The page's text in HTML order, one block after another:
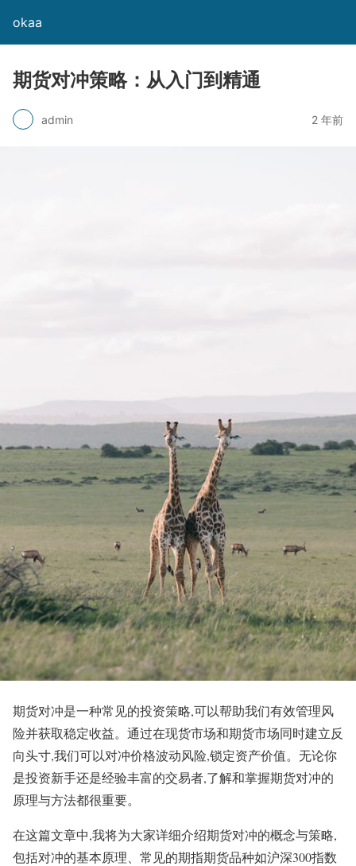
okaa
期货对冲策略：从入门到精通
admin 2 年前
期货对冲是一种常见的投资策略,可以帮助我们有效管理风
险并获取稳定收益。通过在现货市场和期货市场同时建立反
向头寸,我们可以对冲价格波动风险,锁定资产价值。无论你
是投资新手还是经验丰富的交易者,了解和掌握期货对冲的
原理与方法都很重要。
在这篇文章中,我将为大家详细介绍期货对冲的概念与策略,
包括对冲的基本原理、常见的期指期货品种如沪深300指数